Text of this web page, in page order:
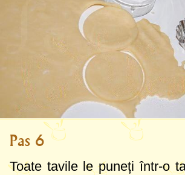
Pas 6
Toate tavile le puneți într-o